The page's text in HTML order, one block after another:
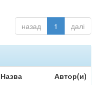
назад 1 далі
Назва Автор(и)